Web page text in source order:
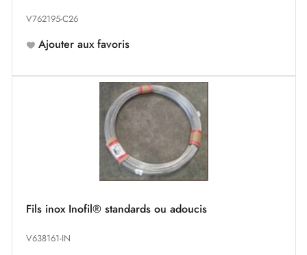
V762195-C26
Ajouter aux favoris
Fils inox Inofil® standards ou adoucis
V638161-IN